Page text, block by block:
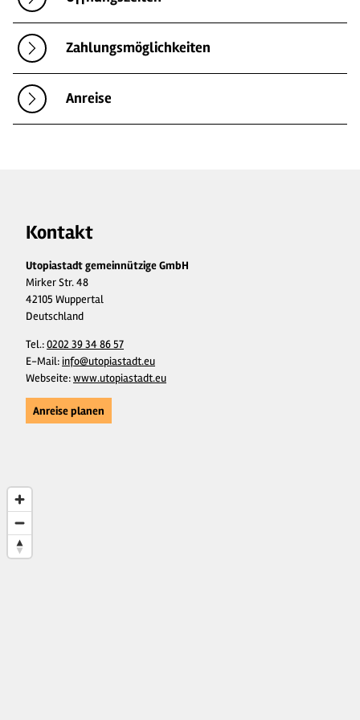
Zahlungsmöglichkeiten
Anreise
Kontakt
Utopiastadt gemeinnützige GmbH
Mirker Str. 48
42105 Wuppertal
Deutschland
Tel.:0202 39 34 86 57
E-Mail:info@utopiastadt.eu
Webseite:www.utopiastadt.eu
Anreise planen